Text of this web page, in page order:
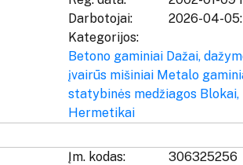
Darbotojai:
2026-04-
Kategorijos:
Betono gaminiai Dažai,
įvairūs mišiniai Metalo
statybinės medžiagos
Hermetikai
Įm. kodas:
306325256